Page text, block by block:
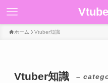
ホーム Vtuber知識
Vtuber知識 –